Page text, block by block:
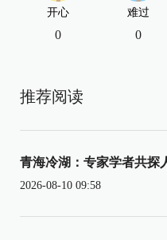
开心
0
难过
0
推荐阅读
青海冷湖：专家学者共探
2026-08-10 09:58